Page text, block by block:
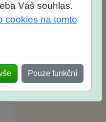
Váš souhlas.
cookies na tomto
Pouze funkční